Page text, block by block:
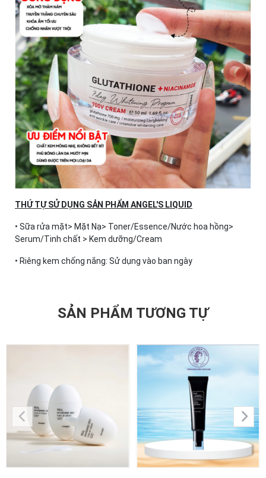
THỨ TỰ SỬ DỤNG SẢN PHẨM ANGEL'S LIQUID
• Sữa rửa mặt> Mặt Nạ> Toner/Essence/Nước hoa hồng>
Serum/Tinh chất > Kem dưỡng/Cream
• Riêng kem chống nắng: Sử dụng vào ban ngày
SẢN PHẨM TƯƠNG TỰ